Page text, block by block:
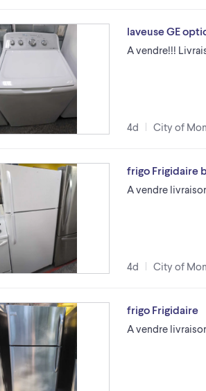
laveuse GE
A vendre!!!
4d City of
frigo Frigidaire
A vendre
4d City of
frigo Frigidaire
A vendre